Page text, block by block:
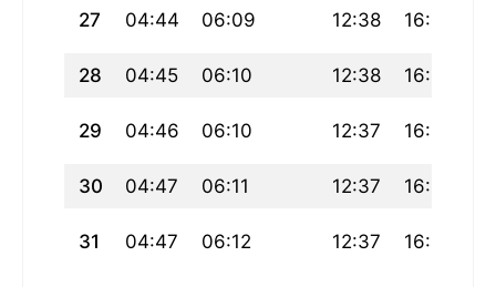
27 04:44 06:09 12:38 16:14
28 04:45 06:10 12:38 16:14
29 04:46 06:10 12:37 16:13
30 04:47 06:11 12:37 16:13
31 04:47 06:12 12:37 16:12